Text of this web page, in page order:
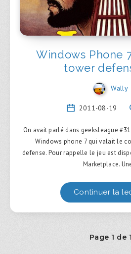
Windows Phone
tower
Wally
2011-08-19
On avait parlé dans geeksleague
Windows phone 7 qui valait le
defense. Pour rappelle le jeu est
Marketplace.
Continuer la
Page 1 de 1